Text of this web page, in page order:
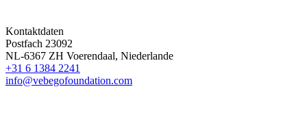
Kontaktdaten
Postfach 23092
NL-6367 ZH Voerendaal, Niederlande
+31 6 1384 2241
info@vebegofoundation.com